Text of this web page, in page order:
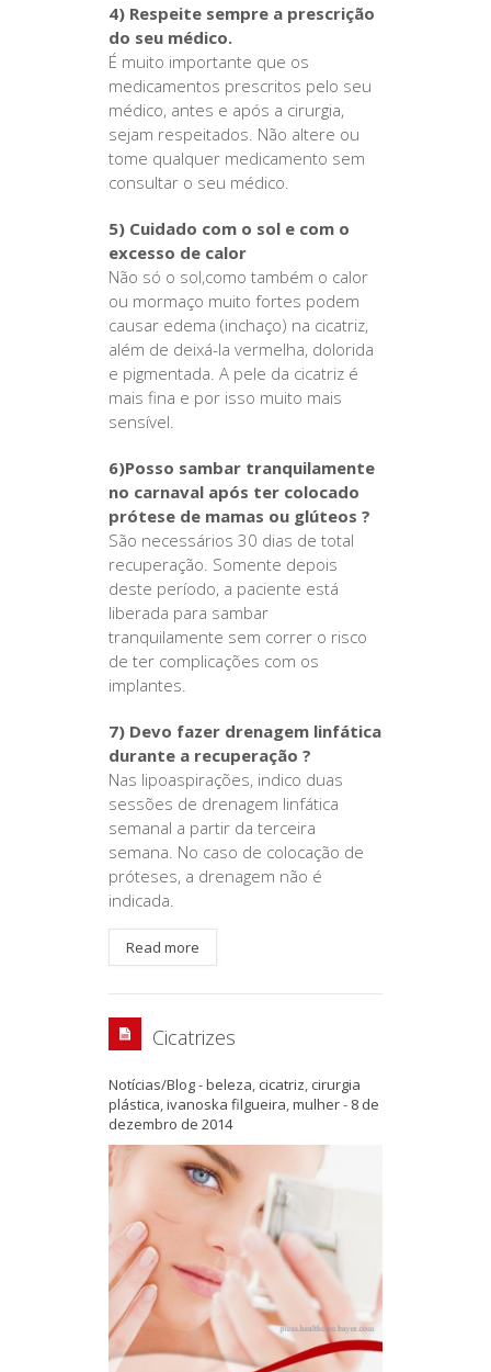
4) Respeite sempre a prescrição
do seu médico.
É muito importante que os
medicamentos prescritos pelo seu
médico, antes e após a cirurgia,
sejam respeitados. Não altere ou
tome qualquer medicamento sem
consultar o seu médico.
5) Cuidado com o sol e com o
excesso de calor
Não só o sol,como também o calor
ou mormaço muito fortes podem
causar edema (inchaço) na cicatriz,
além de deixá-la vermelha, dolorida
e pigmentada. A pele da cicatriz é
mais fina e por isso muito mais
sensível.
6)Posso sambar tranquilamente
no carnaval após ter colocado
prótese de mamas ou glúteos ?
São necessários 30 dias de total
recuperação. Somente depois
deste período, a paciente está
liberada para sambar
tranquilamente sem correr o risco
de ter complicações com os
implantes.
7) Devo fazer drenagem linfática
durante a recuperação ?
Nas lipoaspirações, indico duas
sessões de drenagem linfática
semanal a partir da terceira
semana. No caso de colocação de
próteses, a drenagem não é
indicada.
Read more
Cicatrizes
Notícias/Blog-beleza, cicatriz, cirurgia
plástica,ivanoska filgueira,mulher- 8 de
dezembro de 2014